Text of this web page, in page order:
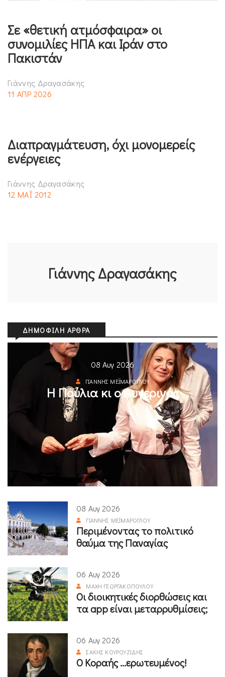
Σε «θετική ατμόσφαιρα» οι
συνομιλίες ΗΠΑ και Ιράν στο
Πακιστάν
Γιάννης Δραγασάκης
11 ΑΠΡ 2026
Διαπραγμάτευση, όχι μονομερείς
ενέργειες
Γιάννης Δραγασάκης
12 ΜΑΪ 2012
Γιάννης Δραγασάκης
ΔΗΜΟΦΙΛΉ ΆΡΘΡΑ
08 Αυγ 2026
ΓΙΆΝΝΗΣ ΜΕΪΜΆΡΟΓΛΟΥ
Η Πούλια κι ο Αυγερινός
08 Αυγ 2026
ΓΙΆΝΝΗΣ ΜΕΪΜΆΡΟΓΛΟΥ
Περιμένοντας το πολιτικό
θαύμα της Παναγίας
06 Αυγ 2026
ΜΆΧΗ ΓΕΩΡΓΑΚΟΠΟΎΛΟΥ
Οι διοικητικές διορθώσεις και
τα app είναι μεταρρυθμίσεις;
06 Αυγ 2026
ΣΆΚΗΣ ΚΟΥΡΟΥΖΊΔΗΣ
Ο Κοραής ...ερωτευμένος!